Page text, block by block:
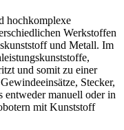
hochkomplexe
Werkstoffen
und Metall. Im
und somit zu einer
Stecker,
entweder manuell oder in
mit Kunststoff